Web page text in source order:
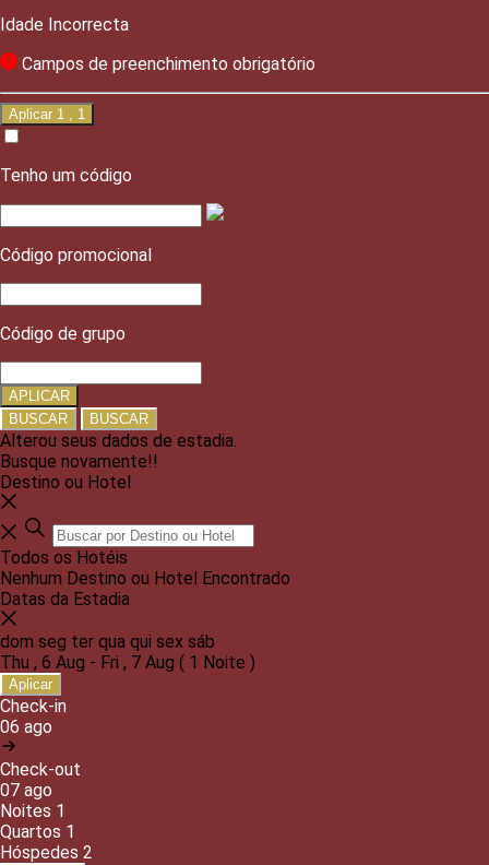
Idade Incorrecta
Campos de preenchimento obrigatório
Aplicar 1 , 1
Tenho um código
Código promocional
Código de grupo
APLICAR
BUSCAR
BUSCAR
Alterou seus dados de estadia.
Busque novamente!!
Destino ou Hotel
Todos os Hotéis
Nenhum Destino ou Hotel Encontrado
Datas da Estadia
dom seg ter qua qui sex sáb
Thu , 6 Aug - Fri , 7 Aug ( 1 Noite )
Aplicar
Check-in
06 ago
Check-out
07 ago
Noites 1
Quartos 1
Hóspedes 2